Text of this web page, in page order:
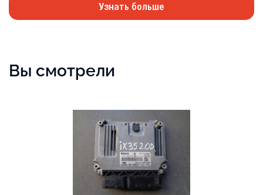
Узнать больше
Вы смотрели